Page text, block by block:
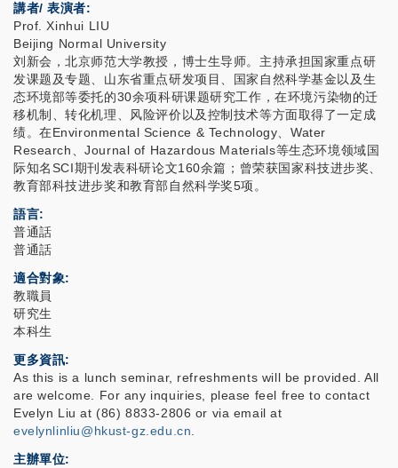
講者/ 表演者:
Prof. Xinhui LIU
Beijing Normal University
刘新会，北京师范大学教授，博士生导师。主持承担国家重点研
发课题及专题、山东省重点研发项目、国家自然科学基金以及生
态环境部等委托的30余项科研课题研究工作，在环境污染物的迁
移机制、转化机理、风险评价以及控制技术等方面取得了一定成
绩。在Environmental Science & Technology、Water
Research、Journal of Hazardous Materials等生态环境领域国
际知名SCI期刊发表科研论文160余篇；曾荣获国家科技进步奖、
教育部科技进步奖和教育部自然科学奖5项。
語言
普通話
普通話
適合對象
教職員
研究生
本科生
更多資訊
As this is a lunch seminar, refreshments will be provided. All
are welcome. For any inquiries, please feel free to contact
Evelyn Liu at (86) 8833-2806 or via email at
evelynlinliu@hkust-gz.edu.cn.
主辦單位